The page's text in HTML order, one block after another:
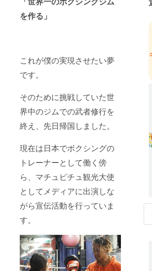
を作る」
これが僕の実現させたい夢
です。
そのために挑戦していた世
界中のジムでの武者修行を
終え、先日帰国しました。
現在は日本でボクシングの
トレーナーとして働く傍
ら、マチュピチュ観光大使
としてメディアに出演しな
がら宣伝活動を行っていま
す。